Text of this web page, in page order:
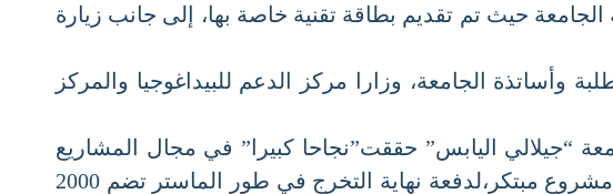
حيث تم تقديم بطاقة تقنية خاصة بها، إلى جانب زيارة
الجامعة، وزارا مركز الدعم للبيداغوجيا والمركز
اليابس” حققت”نجاحا كبيرا” في مجال المشاريع
المبتكرة والبحث العلمي وكذا التطوير التكنولوجي. وفي هذا الصدد، تم تسجيل حوالي 1200 مشروع مبتكر،لدفعة نهاية التخرج في طور الماستر تضم 2000